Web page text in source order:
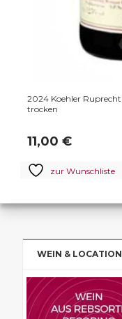
2024 Koehler
trocken
11,00€
zur Wunschliste
WEIN & LOCATION